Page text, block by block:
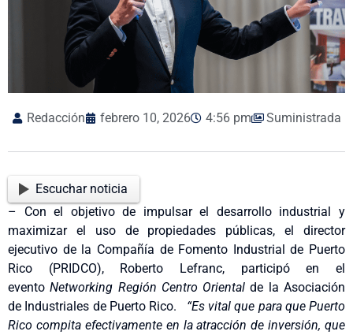
Redacción febrero 10, 2026 4:56 pm Suministrada
Escuchar noticia
– Con el objetivo de impulsar el desarrollo industrial y
maximizar el uso de propiedades públicas, el director
ejecutivo de la Compañía de Fomento Industrial de Puerto
Rico (PRIDCO), Roberto Lefranc, participó en el
eventoNetworking Región Centro Oriental de la Asociación
de Industriales de Puerto Rico. “Es vital que para que Puerto
Rico compita efectivamente en la atracción de inversión, que